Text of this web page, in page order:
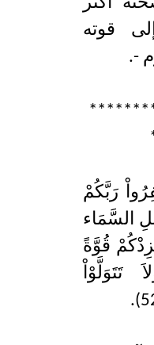
قوته
-.
رَبَّكُمْ
السَّمَاء
قُوَّةً
تَتَوَلَّوْاْ